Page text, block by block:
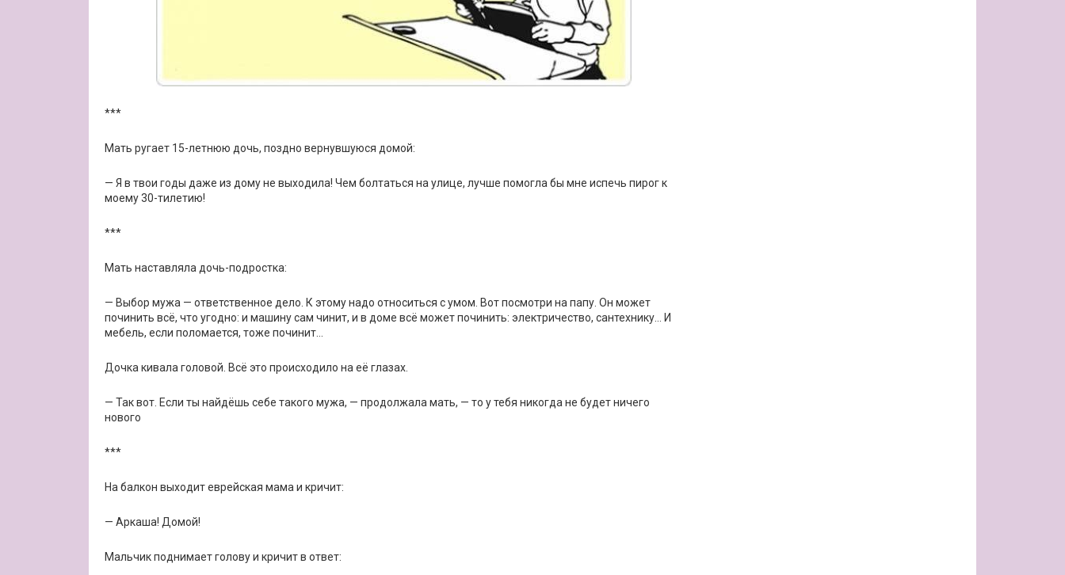
***
Мать ругает 15-летнюю дочь, поздно вернувшуюся домой:
— Я в твои годы даже из дому не выходила! Чем болтаться на улице, лучше помогла бы мне испечь пирог к
моему 30-тилетию!
***
Мать наставляла дочь-подростка:
— Выбор мужа — ответственное дело. К этому надо относиться с умом. Вот посмотри на папу. Он может
починить всё, что угодно: и машину сам чинит, и в доме всё может починить: электричество, сантехнику… И
мебель, если поломается, тоже починит…
Дочка кивала головой. Всё это происходило на её глазах.
— Так вот. Если ты найдёшь себе такого мужа, — продолжала мать, — то у тебя никогда не будет ничего
нового
***
На балкон выходит еврейская мама и кричит:
— Аркаша! Домой!
Мальчик поднимает голову и кричит в ответ: